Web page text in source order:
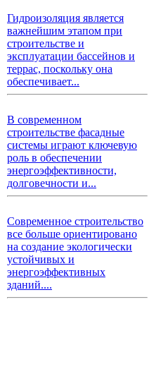
Гидроизоляция является
важнейшим этапом при
строительстве и
эксплуатации бассейнов и
террас, поскольку она
обеспечивает...
В современном
строительстве фасадные
системы играют ключевую
роль в обеспечении
энергоэффективности,
долговечности и...
Современное строительство
все больше ориентировано
на создание экологически
устойчивых и
энергоэффективных
зданий....